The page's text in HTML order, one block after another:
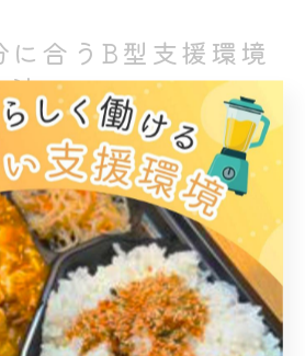
に合うB型支援環境
法
の比較ポイント
を選ぶ際には、作業内容や支援
すさなど複数の観点から比較する
大阪府大阪市平野区喜連西エリア
軽作業など多様な作業が用意され
力や興味に合った内容が選びやす